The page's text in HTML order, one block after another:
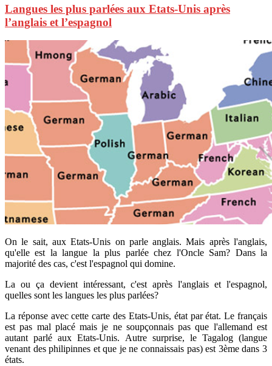
Langues les plus parlées aux Etats-Unis après
l’anglais et l’espagnol
On le sait, aux Etats-Unis on parle anglais. Mais après l'anglais,
qu'elle est la langue la plus parlée chez l'Oncle Sam? Dans la
majorité des cas, c'est l'espagnol qui domine.
La ou ça devient intéressant, c'est après l'anglais et l'espagnol,
quelles sont les langues les plus parlées?
La réponse avec cette carte des Etats-Unis, état par état. Le français
est pas mal placé mais je ne soupçonnais pas que l'allemand est
autant parlé aux Etats-Unis. Autre surprise, le Tagalog (langue
venant des philipinnes et que je ne connaissais pas) est 3ème dans 3
états.